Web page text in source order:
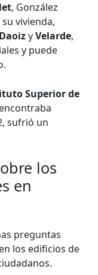
, González
vivienda,
DaoizyVelarde,
y puede
Superior de
sufrió un
los
en
preguntas
los edificios de